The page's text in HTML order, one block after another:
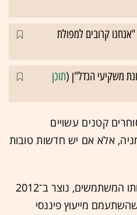
קרובים למפולת
משקיעי הנדל"ן (תוכן
קטנים עשויים
אלא אם יש חדשות טובות
העמוד WSB, כפי שמכנים אותו המשתמשים, נוצר ב־2012
שהשתעמם מייעוץ פיננסי